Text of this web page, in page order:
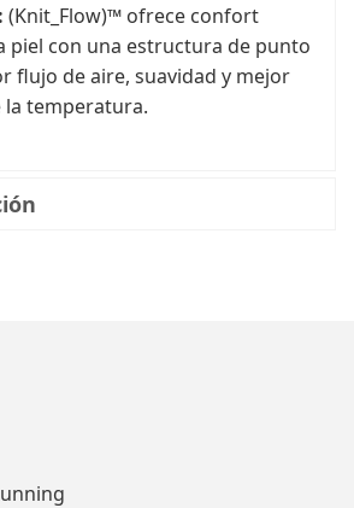
(Knit_Flow)™ ofrece confort
piel con una estructura de punto
flujo de aire, suavidad y mejor
la temperatura.